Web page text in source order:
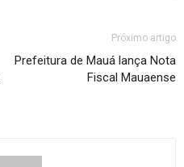
Próximo artigo
Prefeitura de Mauá lança Nota
Fiscal Mauaense